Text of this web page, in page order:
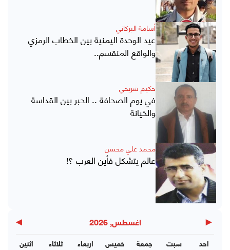
أسامة البركاني
عيد الوحدة اليمنية بين الخطاب الرمزي
والواقع المنقسم..
حكيم شريحي
في يوم الصحافة .. الحبر بين القداسة
والخيانة
محمد علي محسن
عالم يتشكل فأين العرب ؟!
◀ اغسطس, 2026 ▶
اثنين ثلاثاء اربعاء خميس جمعة سبت احد